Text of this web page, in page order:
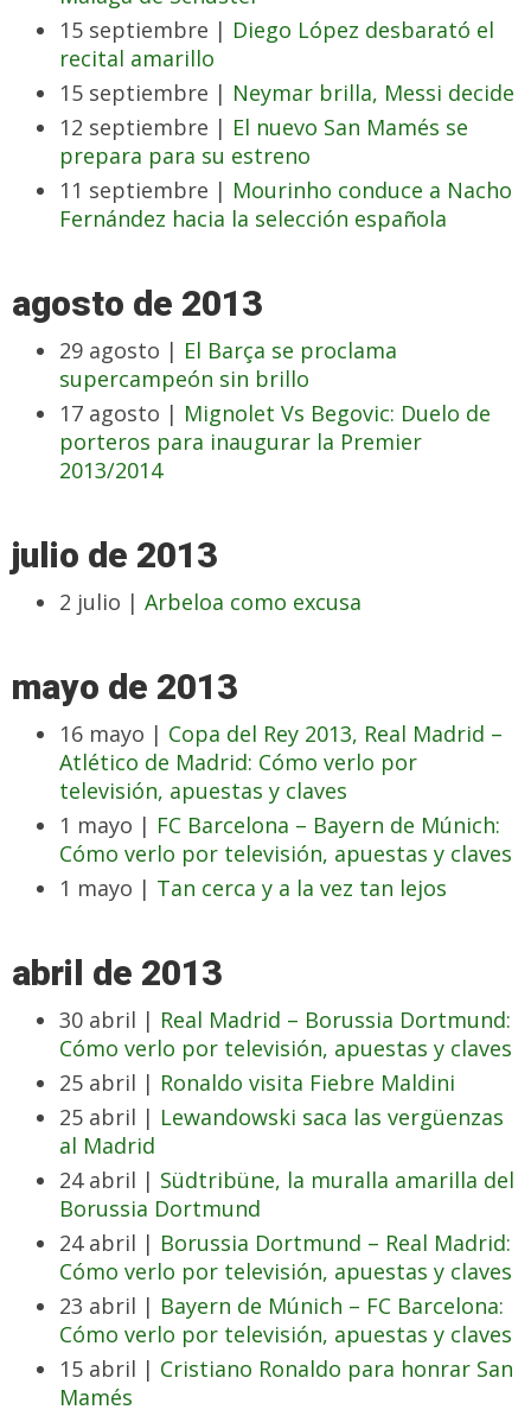
15 septiembre | Diego López desbarató el
recital amarillo
15 septiembre | Neymar brilla, Messi decide
12 septiembre | El nuevo San Mamés se
prepara para su estreno
11 septiembre | Mourinho conduce a Nacho
Fernández hacia la selección española
agosto de 2013
29 agosto | El Barça se proclama
supercampeón sin brillo
17 agosto | Mignolet Vs Begovic: Duelo de
porteros para inaugurar la Premier
2013/2014
julio de 2013
2 julio | Arbeloa como excusa
mayo de 2013
16 mayo | Copa del Rey 2013, Real Madrid –
Atlético de Madrid: Cómo verlo por
televisión, apuestas y claves
1 mayo | FC Barcelona – Bayern de Múnich:
Cómo verlo por televisión, apuestas y claves
1 mayo | Tan cerca y a la vez tan lejos
abril de 2013
30 abril | Real Madrid – Borussia Dortmund:
Cómo verlo por televisión, apuestas y claves
25 abril | Ronaldo visita Fiebre Maldini
25 abril | Lewandowski saca las vergüenzas
al Madrid
24 abril | Südtribüne, la muralla amarilla del
Borussia Dortmund
24 abril | Borussia Dortmund – Real Madrid:
Cómo verlo por televisión, apuestas y claves
23 abril | Bayern de Múnich – FC Barcelona:
Cómo verlo por televisión, apuestas y claves
15 abril | Cristiano Ronaldo para honrar San
Mamés